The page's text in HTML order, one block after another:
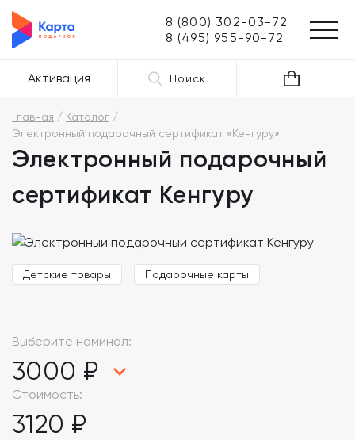
8 (800) 302-03-72
8 (495) 955-90-72
Активация Поиск
Главная
Каталог
Электронный подарочный сертификат «Кенгуру»
Электронный подарочный
сертификат Кенгуру
Детские товары Подарочные карты
Выберите номинал:
3000 ₽
Стоимость:
3120 ₽